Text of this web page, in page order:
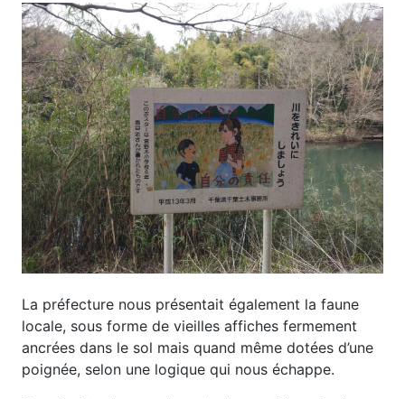
La préfecture nous présentait également la faune
locale, sous forme de vieilles affiches fermement
ancrées dans le sol mais quand même dotées d’une
poignée, selon une logique qui nous échappe.